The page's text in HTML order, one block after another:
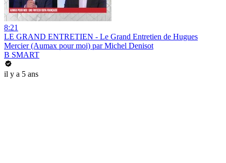
8:21
LE GRAND ENTRETIEN - Le Grand Entretien de Hugues
Mercier (Aumax pour moi) par Michel Denisot
B SMART
il y a 5 ans